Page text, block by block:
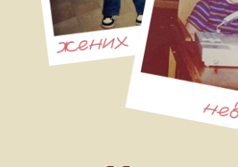
и очень хотим разделить этот
Мы рады
сообщить, что
женимся